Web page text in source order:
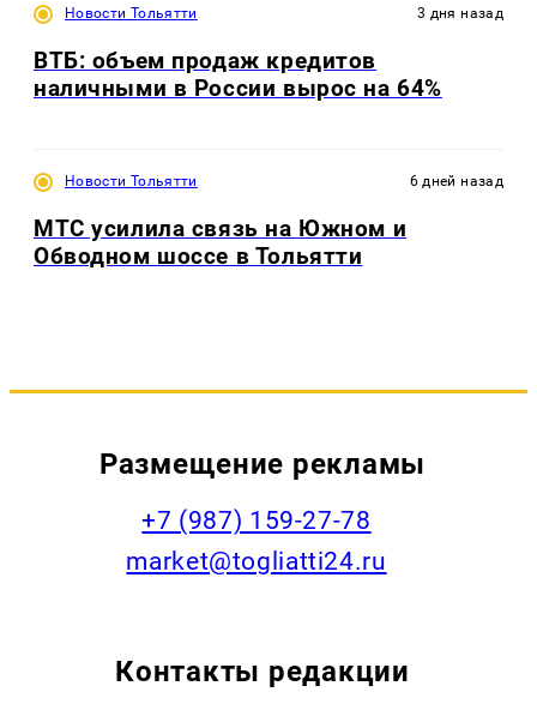
Новости Тольятти 3 дня назад
ВТБ: объем продаж кредитов
наличными в России вырос на 64%
Новости Тольятти 6 дней назад
МТС усилила связь на Южном и
Обводном шоссе в Тольятти
Размещение рекламы
+7 (987) 159-27-78
market@togliatti24.ru
Контакты редакции